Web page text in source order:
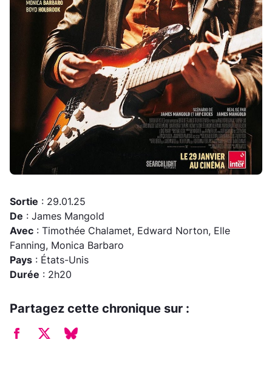
Sortie : 29.01.25
De : James Mangold
Avec : Timothée Chalamet, Edward Norton, Elle
Fanning, Monica Barbaro
Pays : États-Unis
Durée : 2h20
Partagez cette chronique sur :